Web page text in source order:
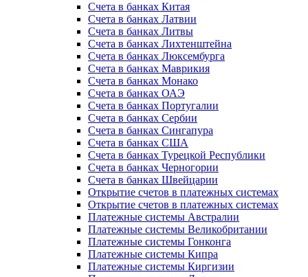
Счета в банках Китая
Счета в банках Латвии
Счета в банках Литвы
Счета в банках Лихтенштейна
Счета в банках Люксембурга
Счета в банках Маврикия
Счета в банках Монако
Счета в банках ОАЭ
Счета в банках Португалии
Счета в банках Сербии
Счета в банках Сингапура
Счета в банках США
Счета в банках Турецкой Республики
Счета в банках Черногории
Счета в банках Швейцарии
Открытие счетов в платежных системах
Открытие счетов в платежных системах
Платежные системы Австралии
Платежные системы Великобритании
Платежные системы Гонконга
Платежные системы Кипра
Платежные системы Киргизии